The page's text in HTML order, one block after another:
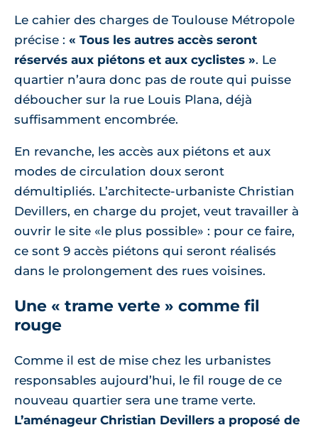
Le cahier des charges de Toulouse Métropole
précise : « Tous les autres accès seront
réservés aux piétons et aux cyclistes ». Le
quartier n’aura donc pas de route qui puisse
déboucher sur la rue Louis Plana, déjà
suffisamment encombrée.
En revanche, les accès aux piétons et aux
modes de circulation doux seront
démultipliés. L’architecte-urbaniste Christian
Devillers, en charge du projet, veut travailler à
ouvrir le site «le plus possible» : pour ce faire,
ce sont 9 accès piétons qui seront réalisés
dans le prolongement des rues voisines.
Une « trame verte » comme fil
rouge
Comme il est de mise chez les urbanistes
responsables aujourd’hui, le fil rouge de ce
nouveau quartier sera une trame verte.
L’aménageur Christian Devillers a proposé de